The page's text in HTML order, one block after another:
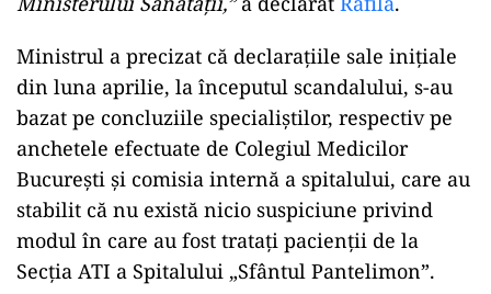
Ministrul a precizat că declarațiile sale inițiale
din luna aprilie, la începutul scandalului, s-au
bazat pe concluziile specialiștilor, respectiv pe
anchetele efectuate de Colegiul Medicilor
București și comisia internă a spitalului, care au
stabilit că nu există nicio suspiciune privind
modul în care au fost tratați pacienții de la
Secția ATI a Spitalului „Sfântul Pantelimon”.